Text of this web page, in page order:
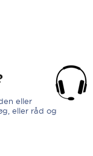
eller
eller råd og